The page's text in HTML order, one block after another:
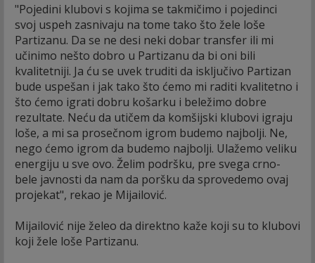
"Pojedini klubovi s kojima se takmičimo i pojedinci
svoj uspeh zasnivaju na tome tako što žele loše
Partizanu. Da se ne desi neki dobar transfer ili mi
učinimo nešto dobro u Partizanu da bi oni bili
kvalitetniji. Ja ću se uvek truditi da isključivo Partizan
bude uspešan i jak tako što ćemo mi raditi kvalitetno i
što ćemo igrati dobru košarku i beležimo dobre
rezultate. Neću da utičem da komšijski klubovi igraju
loše, a mi sa prosečnom igrom budemo najbolji. Ne,
nego ćemo igrom da budemo najbolji. Ulažemo veliku
energiju u sve ovo. Želim podršku, pre svega crno-
bele javnosti da nam da poršku da sprovedemo ovaj
projekat", rekao je Mijailović.
Mijailović nije želeo da direktno kaže koji su to klubovi
koji žele loše Partizanu.